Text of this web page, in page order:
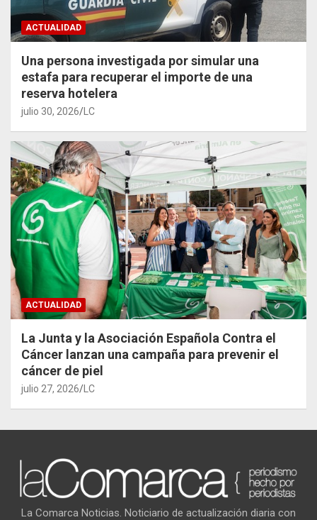
ACTUALIDAD
Una persona investigada por simular una
estafa para recuperar el importe de una
reserva hotelera
julio 30, 2026 LC
ACTUALIDAD
La Junta y la Asociación Española Contra el
Cáncer lanzan una campaña para prevenir el
cáncer de piel
julio 27, 2026 LC
La Comarca Noticias. Noticiario de actualización diaria con